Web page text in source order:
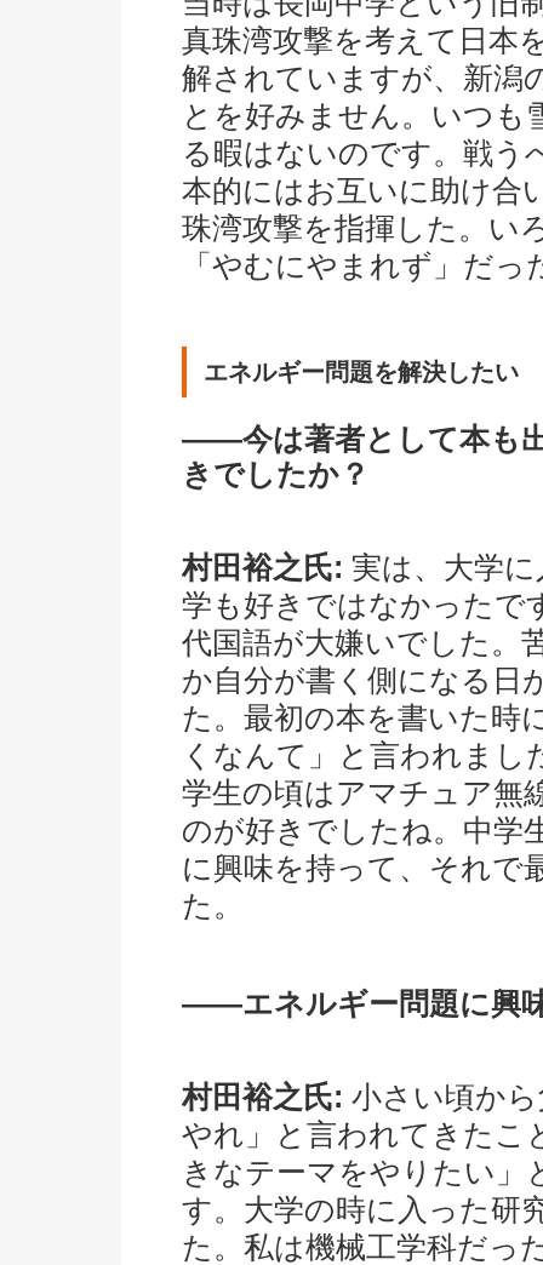
真珠湾攻撃を考えて日本
解されていますが、新潟
とを好みません。いつも
る暇はないのです。戦う
本的にはお互いに助け合
珠湾攻撃を指揮した。い
「やむにやまれず」だ
エネルギー問題を解決したい
――今は著者として本も
きでしたか？
村田裕之氏: 実は、大学
学も好きではなかったで
代国語が大嫌いでした。
か自分が書く側になる日
た。最初の本を書いた時
くなんて」と言われまし
学生の頃はアマチュア無
のが好きでしたね。中学
に興味を持って、それで
た。
――エネルギー問題に興
村田裕之氏: 小さい頃か
やれ」と言われてきたこ
きなテーマをやりたい」
す。大学の時に入った研
た。私は機械工学科だっ